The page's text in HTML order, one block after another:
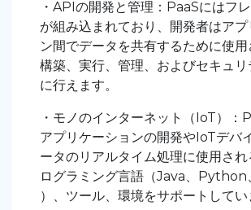
・APIの開発と管理：PaaSにはフ
が組み込まれており、開発者はアプ
ン間でデータを共有するために使
構築、実行、管理、およびセキュ
に行えます。
・モノのインターネット（IoT）：
アプリケーションの開発やIoTデバ
ータのリアルタイム処理に使用さ
ログラミング言語（Java、
）、ツール、環境をサポートしてい